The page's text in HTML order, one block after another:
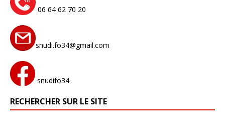
06 64 62 70 20
snudi.fo34@gmail.com
snudifo34
RECHERCHER SUR LE SITE